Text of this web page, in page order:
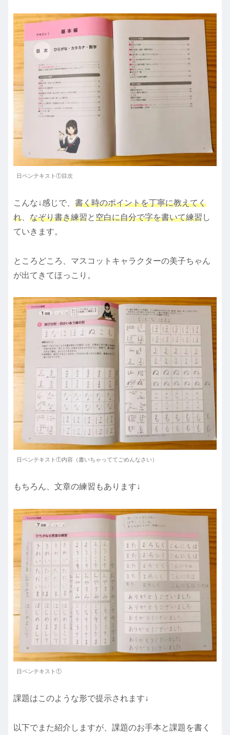
日ペンテキスト①目次
こんな↓感じで、 書く時のポイントを丁寧に教えてく
れ
なぞり書き練習と空白に自分で字を書いて練習し
ていきます。
ところどころ、マスコットキャラクターの美子ちゃん
が出てきてほっこり。
日ペンテキスト①内容（書いちゃっててごめんなさい）
もちろん、文章の練習もあります↓
日ペンテキスト①
課題はこのような形で提示されます↓
以下でまた紹介しますが、課題のお手本と課題を書く